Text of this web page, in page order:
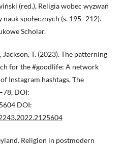
(red.), Religia wobec wyzwań
społecznych (s. 195–212).
Scholar.
T. (2023). The patterning
for the #goodlife: A network
Instagram hashtags, The
DOI:
DOI:
Religion in postmodern